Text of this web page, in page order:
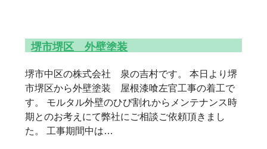
堺市堺区 外壁塗装
堺市中区の株式会社 泉の吉村です。 本日より堺
市堺区から外壁塗装 屋根漆喰左官工事の着工で
す。 モルタル外壁のひび割れからメンテナンス時
期とのお考えにて弊社にご相談ご依頼頂きまし
た。 工事期間中は…